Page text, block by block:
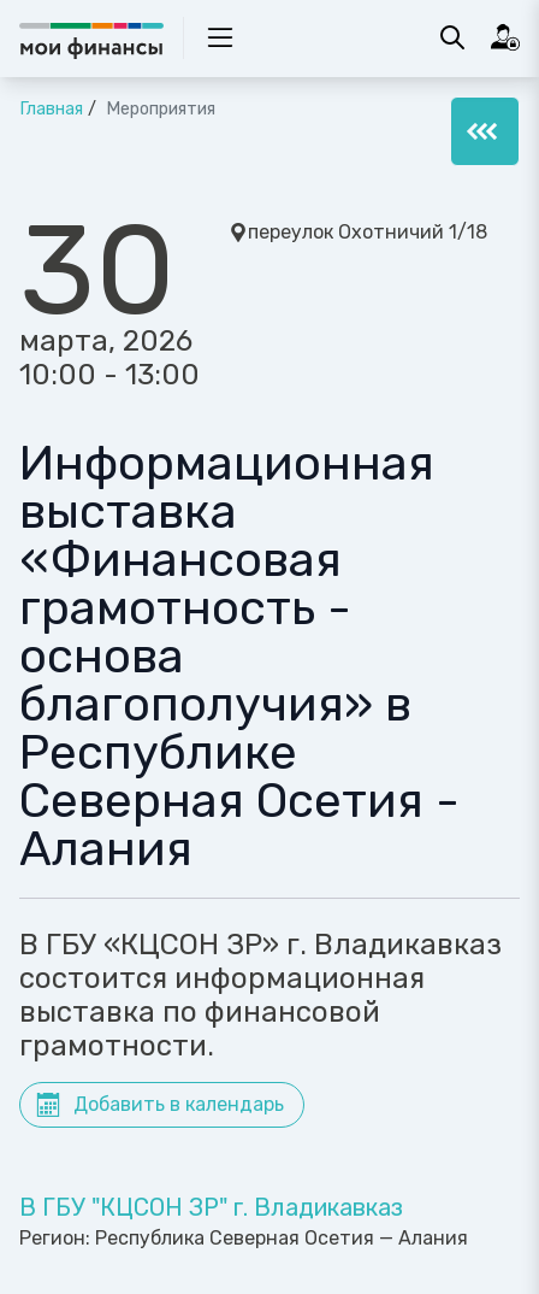
Главная Мероприятия
30
марта, 2026
10:00 - 13:00
переулок Охотничий 1/18
Информационная
выставка
«Финансовая
грамотность -
основа
благополучия» в
Республике
Северная Осетия -
Алания
В ГБУ «КЦСОН ЗР» г. Владикавказ
состоится информационная
выставка по финансовой
грамотности.
Добавить в календарь
В ГБУ "КЦСОН ЗР" г. Владикавказ
Регион: Республика Северная Осетия — Алания